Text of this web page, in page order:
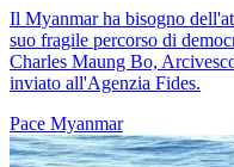
Il Myanmar ha bisogno
suo fragile percorso di
Charles Maung Bo,
inviato all'Agenzia Fides.
Pace Myanmar